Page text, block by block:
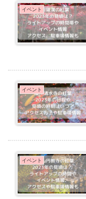
イベント
イベント
イベント